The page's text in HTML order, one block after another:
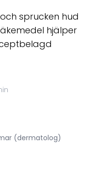
sprucken hud
hjälper
(dermatolog)